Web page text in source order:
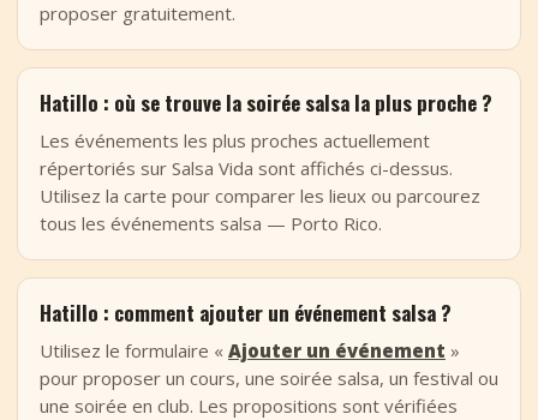
proposer gratuitement.
Hatillo : où se trouve la soirée salsa la plus proche ?
Les événements les plus proches actuellement
répertoriés sur Salsa Vida sont affichés ci-dessus.
Utilisez la carte pour comparer les lieux ou parcourez
tous les événements salsa — Porto Rico.
Hatillo : comment ajouter un événement salsa ?
Utilisez le formulaire « Ajouter un événement »
pour proposer un cours, une soirée salsa, un festival ou
une soirée en club. Les propositions sont vérifiées